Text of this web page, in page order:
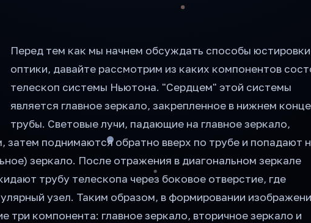
Перед тем как мы начнем обсуждать способы юстировки
оптики, давайте рассмотрим из каких компонентов
телескоп системы Ньютона. "Сердцем" этой системы
является главное зеркало, закрепленное в нижнем конце
трубы. Световые лучи, падающие на главное зеркало,
затем поднимаются обратно вверх по трубе и попадают
зеркало. После отражения в диагональном зеркале
трубу телескопа через боковое отверстие, где
узел. Таким образом, в формировании
три компонента: главное зеркало, вторичное зеркало и